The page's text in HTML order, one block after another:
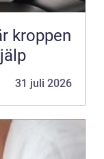
kroppen
31 juli 2026